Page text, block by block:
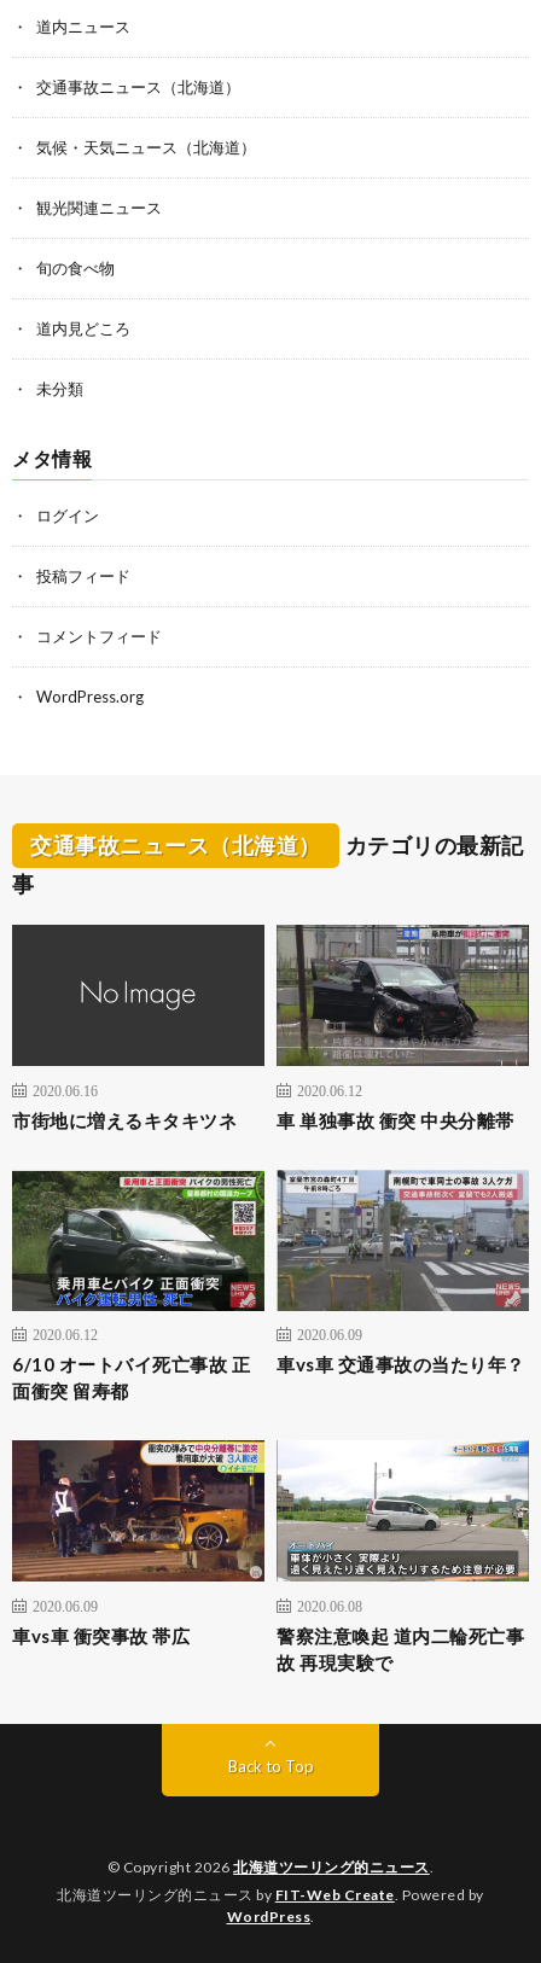
道内ニュース
交通事故ニュース（北海道）
気候・天気ニュース（北海道）
観光関連ニュース
旬の食べ物
道内見どころ
未分類
メタ情報
ログイン
投稿フィード
コメントフィード
WordPress.org
交通事故ニュース（北海道）
カテゴリの最新記
事
2020.06.16
市街地に増えるキタキツネ
2020.06.12
車 単独事故 衝突 中央分離帯
2020.06.12
6/10 オートバイ死亡事故 正
面衝突 留寿都
2020.06.09
車vs車 交通事故の当たり年？
2020.06.09
車vs車 衝突事故 帯広
2020.06.08
警察注意喚起 道内二輪死亡事
故 再現実験で
Back to Top
© Copyright 2026北海道ツーリング的ニュース
北海道ツーリング的ニュース by FIT-Web Create . Powered by
WordPress